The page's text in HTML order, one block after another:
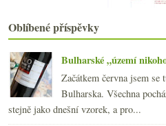
►května(19)
►dubna
►března(22)
►února(20)
►ledna (21)
►2014
Oblíbené příspěvky
Bulharské „území
Začátkem června jsem
Bulharska. Všechna
stejně jako dnešní vzorek, a pro...